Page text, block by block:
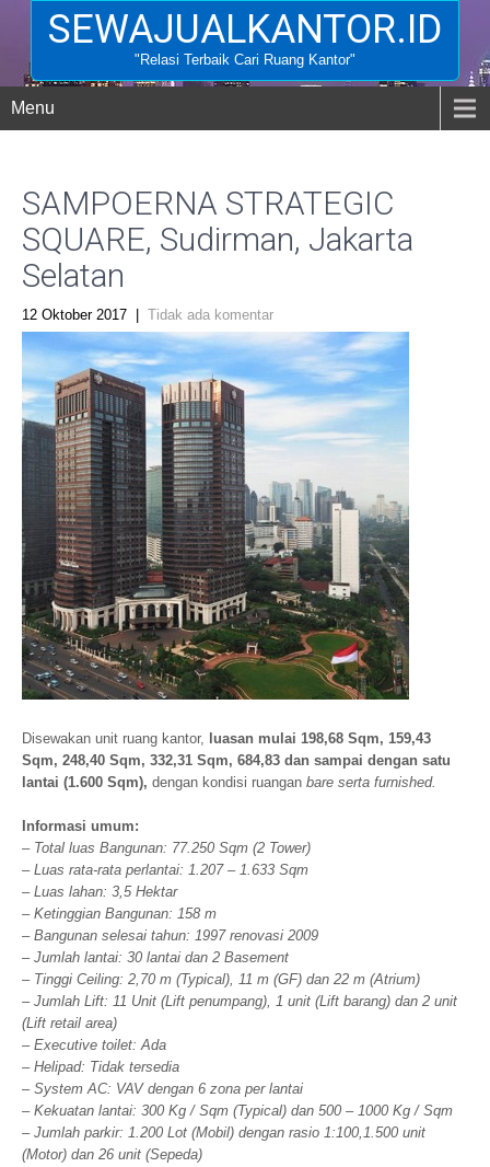
SEWAJUALKANTOR.ID
"Relasi Terbaik Cari Ruang Kantor"
Menu
SAMPOERNA STRATEGIC
SQUARE, Sudirman, Jakarta
Selatan
12 Oktober 2017 Tidak ada komentar
Disewakan unit ruang kantor, luasan mulai 198,68 Sqm, 159,43
Sqm, 248,40 Sqm, 332,31 Sqm, 684,83 dan sampai dengan satu
lantai (1.600 Sqm), dengan kondisi ruangan bare serta furnished.
Informasi umum:
– Total luas Bangunan: 77.250 Sqm (2 Tower)
– Luas rata-rata perlantai: 1.207 – 1.633 Sqm
– Luas lahan: 3,5 Hektar
– Ketinggian Bangunan: 158 m
– Bangunan selesai tahun: 1997 renovasi 2009
– Jumlah lantai: 30 lantai dan 2 Basement
– Tinggi Ceiling: 2,70 m (Typical), 11 m (GF) dan 22 m (Atrium)
– Jumlah Lift: 11 Unit (Lift penumpang), 1 unit (Lift barang) dan 2 unit
(Lift retail area)
– Executive toilet: Ada
– Helipad: Tidak tersedia
– System AC: VAV dengan 6 zona per lantai
– Kekuatan lantai: 300 Kg / Sqm (Typical) dan 500 – 1000 Kg / Sqm
– Jumlah parkir: 1.200 Lot (Mobil) dengan rasio 1:100,1.500 unit
(Motor) dan 26 unit (Sepeda)